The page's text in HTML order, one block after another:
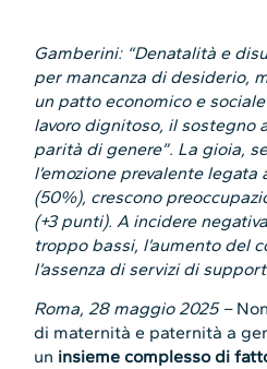
Gamberini: “Denatalità e
per mancanza di desiderio,
un patto economico e
lavoro dignitoso, il sostegno
parità di genere”. La gioia,
l’emozione prevalente
(50%), crescono
(+3 punti). A incidere
troppo bassi, l’aumento del
l’assenza di servizi di
Roma, 28 maggio 2025 –
di maternità e paternità a
un insieme complesso di